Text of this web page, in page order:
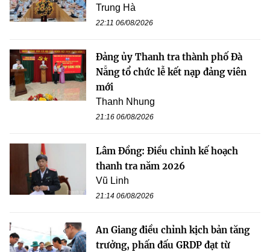
Trung Hà
22:11 06/08/2026
Đảng ủy Thanh tra thành phố Đà
Nẵng tổ chức lễ kết nạp đảng viên
mới
Thanh Nhung
21:16 06/08/2026
Lâm Đồng: Điều chỉnh kế hoạch
thanh tra năm 2026
Vũ Linh
21:14 06/08/2026
An Giang điều chỉnh kịch bản tăng
trưởng, phấn đấu GRDP đạt từ